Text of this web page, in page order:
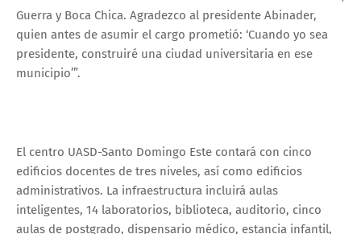
Guerra y Boca Chica. Agradezco al presidente Abinader,
quien antes de asumir el cargo prometió: ‘Cuando yo sea
presidente, construiré una ciudad universitaria en ese
municipio’”.
El centro UASD-Santo Domingo Este contará con cinco
edificios docentes de tres niveles, así como edificios
administrativos. La infraestructura incluirá aulas
inteligentes, 14 laboratorios, biblioteca, auditorio, cinco
aulas de postgrado, dispensario médico, estancia infantil,